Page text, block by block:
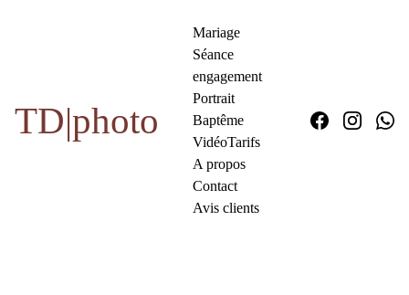
TD|photo
Mariage
Séance
engagement
Portrait
Baptême
VidéoTarifs
A propos
Contact
Avis clients